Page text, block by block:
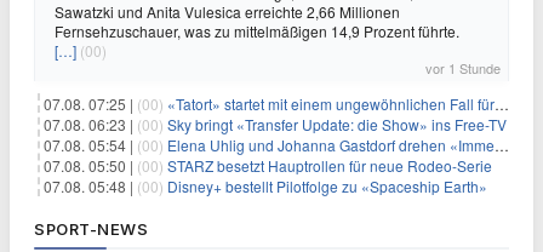
Sawatzki und Anita Vulesica erreichte 2,66 Millionen
Fernsehzuschauer, was zu mittelmäßigen 14,9 Prozent führte.
[…] (00)
vor 1 Stunde
07.08. 07:25 | (00) «Tatort» startet mit einem ungewöhnlichen Fall für Charlotte Lindholm
07.08. 06:23 | (00) Sky bringt «Transfer Update: die Show» ins Free-TV
07.08. 05:54 | (00) Elena Uhlig und Johanna Gastdorf drehen «Immer fehlt was»
07.08. 05:50 | (00) STARZ besetzt Hauptrollen für neue Rodeo-Serie
07.08. 05:48 | (00) Disney+ bestellt Pilotfolge zu «Spaceship Earth»
SPORT-NEWS